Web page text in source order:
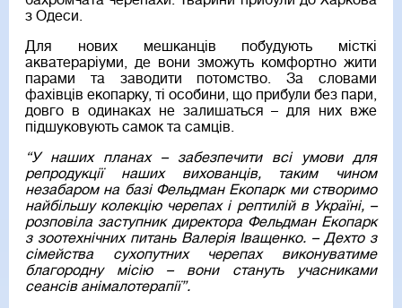
з Одеси.
Для нових мешканців побудують місткі
акватераріуми, де вони зможуть комфортно жити
парами та заводити потомство. За словами
фахівців екопарку, ті особини, що прибули без пари,
довго в одинаках не залишаться – для них вже
підшуковують самок та самців.
“У наших планах – забезпечити всі умови для
репродукції наших вихованців, таким чином
незабаром на базі Фельдман Екопарк ми створимо
найбільшу колекцію черепах і рептилій в Україні, –
розповіла заступник директора Фельдман Екопарк
з зоотехнічних питань Валерія Іващенко. – Дехто з
сімейства сухопутних черепах виконуватиме
благородну місію – вони стануть учасниками
сеансів анімалотерапії”.